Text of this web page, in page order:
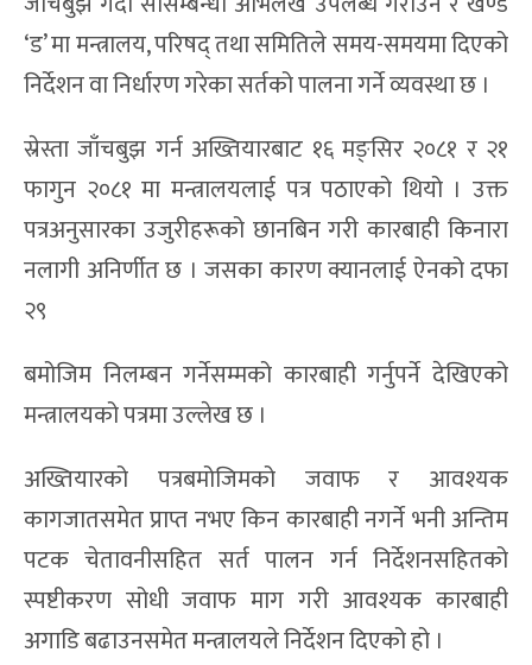
‘ड’ मा मन्त्रालय, परिषद् तथा समितिले समय-समयमा दिएको
निर्देशन वा निर्धारण गरेका सर्तको पालना गर्ने व्यवस्था छ ।
स्रेस्ता जाँचबुझ गर्न अख्तियारबाट १६ मङ्सिर २०८१ र २१
फागुन २०८१ मा मन्त्रालयलाई पत्र पठाएको थियो । उक्त
पत्रअनुसारका उजुरीहरूको छानबिन गरी कारबाही किनारा
नलागी अनिर्णीत छ । जसका कारण क्यानलाई ऐनको दफा
२९
बमोजिम निलम्बन गर्नेसम्मको कारबाही गर्नुपर्ने देखिएको
मन्त्रालयको पत्रमा उल्लेख छ ।
अख्तियारको पत्रबमोजिमको जवाफ र आवश्यक
कागजातसमेत प्राप्त नभए किन कारबाही नगर्ने भनी अन्तिम
पटक चेतावनीसहित सर्त पालन गर्न निर्देशनसहितको
स्पष्टीकरण सोधी जवाफ माग गरी आवश्यक कारबाही
अगाडि बढाउनसमेत मन्त्रालयले निर्देशन दिएको हो ।